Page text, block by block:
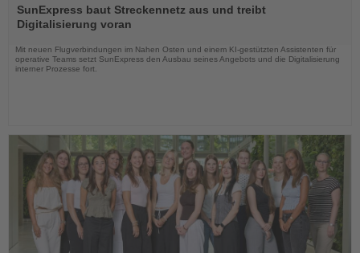
Sie
die
Nachrichten
SunExpress baut Streckennetz aus und treibt
Digitalisierung voran
Mit neuen Flugverbindungen im Nahen Osten und einem KI-gestützten Assistenten für
operative Teams setzt SunExpress den Ausbau seines Angebots und die Digitalisierung
interner Prozesse fort.